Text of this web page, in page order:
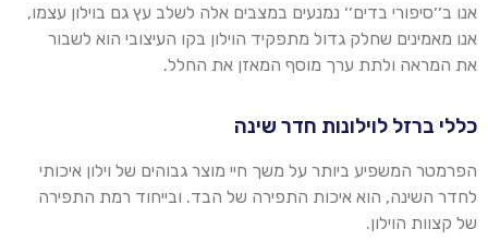
אנו ב׳׳סיפורי בדים׳׳ נמנעים במצבים אלה לשלב עץ גם בוילון עצמו,
אנו מאמינים שחלק גדול מתפקיד הוילון בקו העיצובי הוא לשבור
את המראה ולתת ערך מוסף המאזן את החלל.
כללי ברזל לוילונות חדר שינה
הפרמטר המשפיע ביותר על משך חיי מוצר גבוהים של וילון איכותי
לחדר השינה, הוא איכות התפירה של הבד. ובייחוד רמת התפירה
של קצוות הוילון.